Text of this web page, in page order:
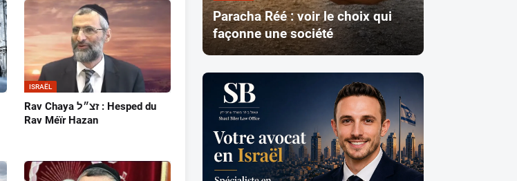
ISRAËL
Rav Chaya זצ״ל : Hesped du
Rav Méïr Hazan
Paracha Réé : voir le choix qui
façonne une société